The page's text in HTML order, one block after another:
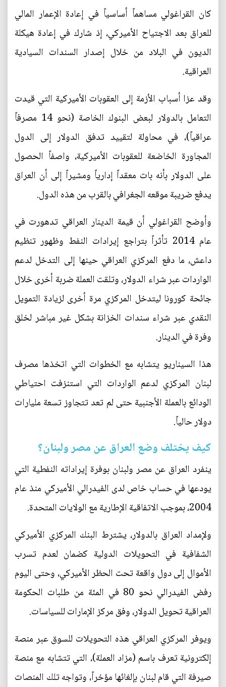
كان القراغولي مساهماً أساسياً في إعادة الإعمار المالي
للعراق بعد الاجتياح الأميركي، إذ شارك في إعادة هيكلة
الديون في البلاد من خلال إصدار السندات السيادية
العراقية.
وقد عزا أسباب الأزمة إلى العقوبات الأميركية التي قيدت
التعامل بالدولار لبعض البنوك الخاصة (نحو 14 مصرفاً
عراقياً)، في محاولة لتقييد تدفق الدولار إلى الدول
المجاورة الخاضعة للعقوبات الأميركية، واصفاً الحصول
على الدولار بأنه بات معقداً إدارياً ومشيراً إلى أن العراق
يدفع ضريبة موقعه الجغرافي بالقرب من هذه الدول.
وأوضح القراغولي أن قيمة الدينار العراقي تدهورت في
عام 2014 تأثراً بتراجع إيرادات النفط وظهور تنظيم
داعش، ما دفع المركزي العراقي حينها إلى التدخل لدعم
الواردات عبر شراء الدولار، وتلقت العملة ضربة أخرى خلال
جائحة كورونا ليتدخل المركزي مرة أخرى لزيادة التمويل
النقدي عبر شراء سندات الخزانة بشكل غير مباشر لخلق
وفرة في الدينار.
هذا السيناريو يتشابه مع الخطوات التي اتخذها مصرف
لبنان المركزي لدعم الواردات التي استنزفت احتياطي
الودائع بالعملة الأجنبية حتى لم تعد تتجاوز تسعة مليارات
دولار حالياً.
كيف يختلف وضع العراق عن مصر ولبنان؟
ينفرد العراق عن مصر ولبنان بوفرة إيراداته النفطية التي
يودعها في حساب خاص لدى الفيدرالي الأميركي منذ عام
2004، بموجب الاتفاقية الإطارية مع الولايات المتحدة.
ولإمداد العراق بالدولار، يشترط البنك المركزي الأميركي
الشفافية في التحويلات الدولية كضمان لعدم تسرب
الأموال إلى دول واقعة تحت الحظر الأميركي، وحتى اليوم
رفض الفيدرالي نحو 80 في المئة من طلبات الحكومة
العراقية تحويل الدولار، وفق مركز الإمارات للسياسات.
ويوفر المركزي العراقي هذه التحويلات للسوق عبر منصة
إلكترونية تعرف باسم (مزاد العملة)، التي تتشابه مع منصة
صيرفة التي قام لبنان بإلغائها مؤخراً، وتواجه تلك المنصات